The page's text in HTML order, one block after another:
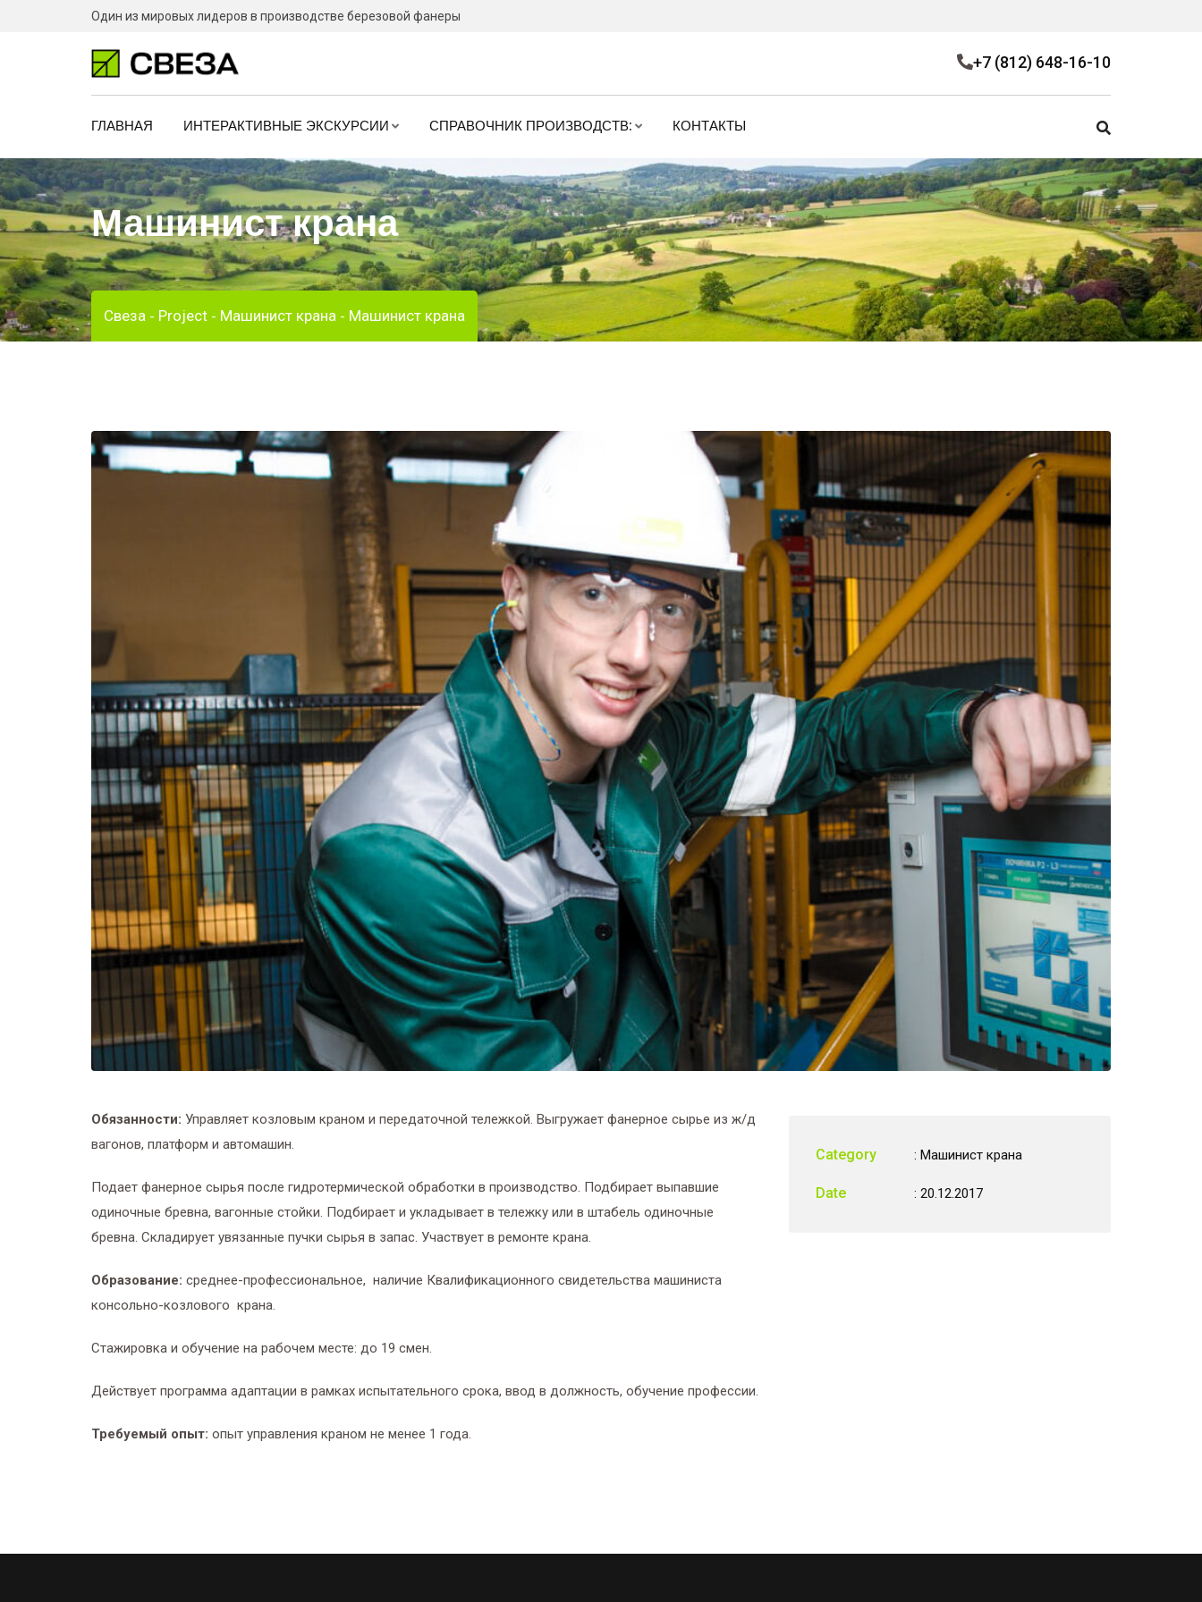
Один из мировых лидеров в производстве березовой фанеры
+7 (812) 648-16-10
ГЛАВНАЯ ИНТЕРАКТИВНЫЕ ЭКСКУРСИИ СПРАВОЧНИК ПРОИЗВОДСТВ: КОНТАКТЫ
Машинист крана
Свеза - Project - Машинист крана - Машинист крана
Обязанности: Управляет козловым краном и передаточной тележкой. Выгружает фанерное сырье из ж/д
вагонов, платформ и автомашин.
Подает фанерное сырья после гидротермической обработки в производство. Подбирает выпавшие
одиночные бревна, вагонные стойки. Подбирает и укладывает в тележку или в штабель одиночные
бревна. Складирует увязанные пучки сырья в запас. Участвует в ремонте крана.
Образование: среднее-профессиональное, наличие Квалификационного свидетельства машиниста
консольно-козлового крана.
Стажировка и обучение на рабочем месте: до 19 смен.
Действует программа адаптации в рамках испытательного срока, ввод в должность, обучение профессии.
Требуемый опыт: опыт управления краном не менее 1 года.
Category : Машинист крана
Date : 20.12.2017